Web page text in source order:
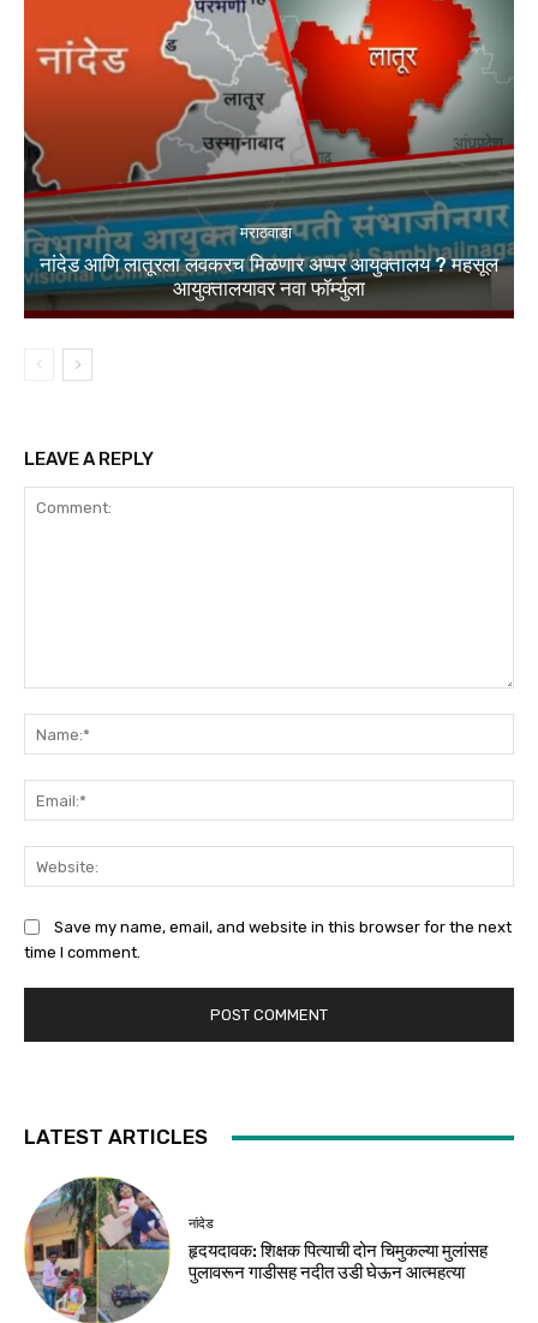
मराठवाडा
नांदेड आणि लातूरला लवकरच मिळणार अप्पर आयुक्तालय ? महसूल
आयुक्तालयावर नवा फॉर्म्युला
LEAVE A REPLY
Save my name, email, and website in this browser for the next
time I comment.
LATEST ARTICLES
नांदेड
हृदयदावक: शिक्षक पित्याची दोन चिमुकल्या मुलांसह
पुलावरून गाडीसह नदीत उडी घेऊन आत्महत्या